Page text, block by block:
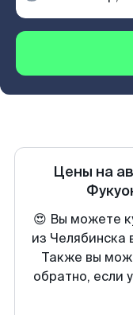
Цены на
😍 Вы можете
из Челябинска
Также вы
обратно, если